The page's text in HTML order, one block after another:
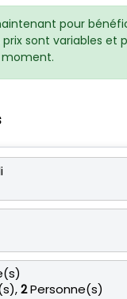
pour
sont variables et
2Personne(s)